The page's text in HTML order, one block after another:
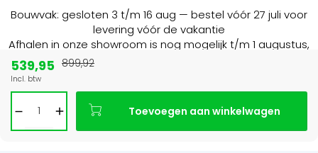
Bouwvak: gesloten 3 t/m 16 aug — bestel vóór 27 juli voor
levering vóór de vakantie
Afhalen in onze showroom is nog mogelijk t/m 1 augustus,
539,95
Incl. btw
899,92
Toevoegen aan winkelwagen